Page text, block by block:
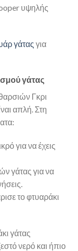
υψηλής
γάτας για
γάτας
Γκρι
απλή. Στη
για να έχεις
γάτας για να
το φτυαράκι
γάτας
νερό και ήπιο